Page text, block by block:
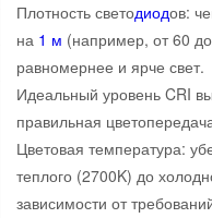
Плотность светодиодов:
на 1 м (например, от 60
равномернее и ярче свет.
Идеальный уровень CRI
правильная
Цветовая температура:
теплого (2700K) до
зависимости от